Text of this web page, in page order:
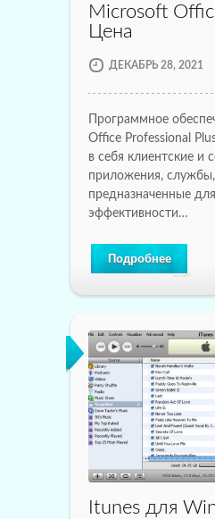
Microsoft
Цена
ДЕКАБРЬ 28, 2021
Программное
Office Professional
в себя клиентские и
приложения, службы,
предназначенные
эффективности…
Подробнее
Itunes для